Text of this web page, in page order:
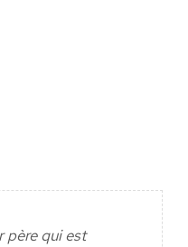
père qui est